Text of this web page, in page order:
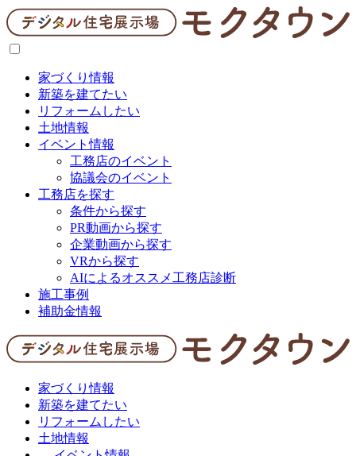
家づくり情報
新築を建てたい
リフォームしたい
土地情報
イベント情報
工務店のイベント
協議会のイベント
工務店を探す
条件から探す
PR動画から探す
企業動画から探す
VRから探す
AIによるオススメ工務店診断
施工事例
補助金情報
家づくり情報
新築を建てたい
リフォームしたい
土地情報